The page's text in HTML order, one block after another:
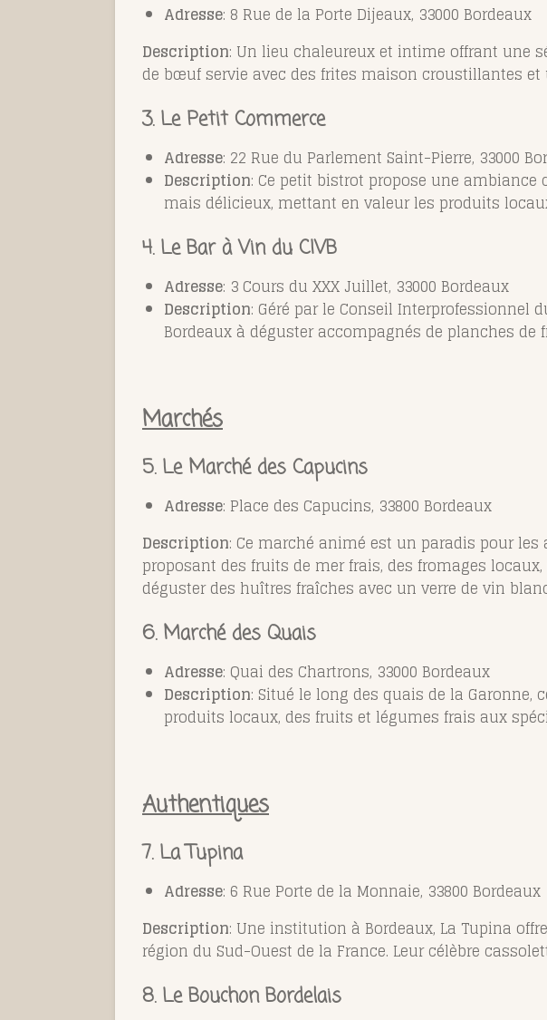
Adresse: 8 Rue de la Porte Dijeaux, 33000 Bordeaux
Description: Un lieu chaleureux et intime offrant une
de bœuf servie avec des frites maison croustillantes
3. Le Petit Commerce
Adresse: 22 Rue du Parlement Saint-Pierre, 33000
Description: Ce petit bistrot propose une
mais délicieux, mettant en valeur les produits
4. Le Bar à Vin du CIVB
Adresse: 3 Cours du XXX Juillet, 33000 Bordeaux
Description: Géré par le Conseil Interprofessionnel
Bordeaux à déguster accompagnés de planches de
Marchés
5. Le Marché des Capucins
Adresse: Place des Capucins, 33800 Bordeaux
Description: Ce marché animé est un paradis pour
proposant des fruits de mer frais, des fromages
déguster des huîtres fraîches avec un verre de vin
6. Marché des Quais
Adresse: Quai des Chartrons, 33000 Bordeaux
Description: Situé le long des quais de la
produits locaux, des fruits et légumes frais aux
Authentiques
7. La Tupina
Adresse: 6 Rue Porte de la Monnaie, 33800 Bordeaux
Description: Une institution à Bordeaux, La Tupina
région du Sud-Ouest de la France. Leur célèbre
8. Le Bouchon Bordelais